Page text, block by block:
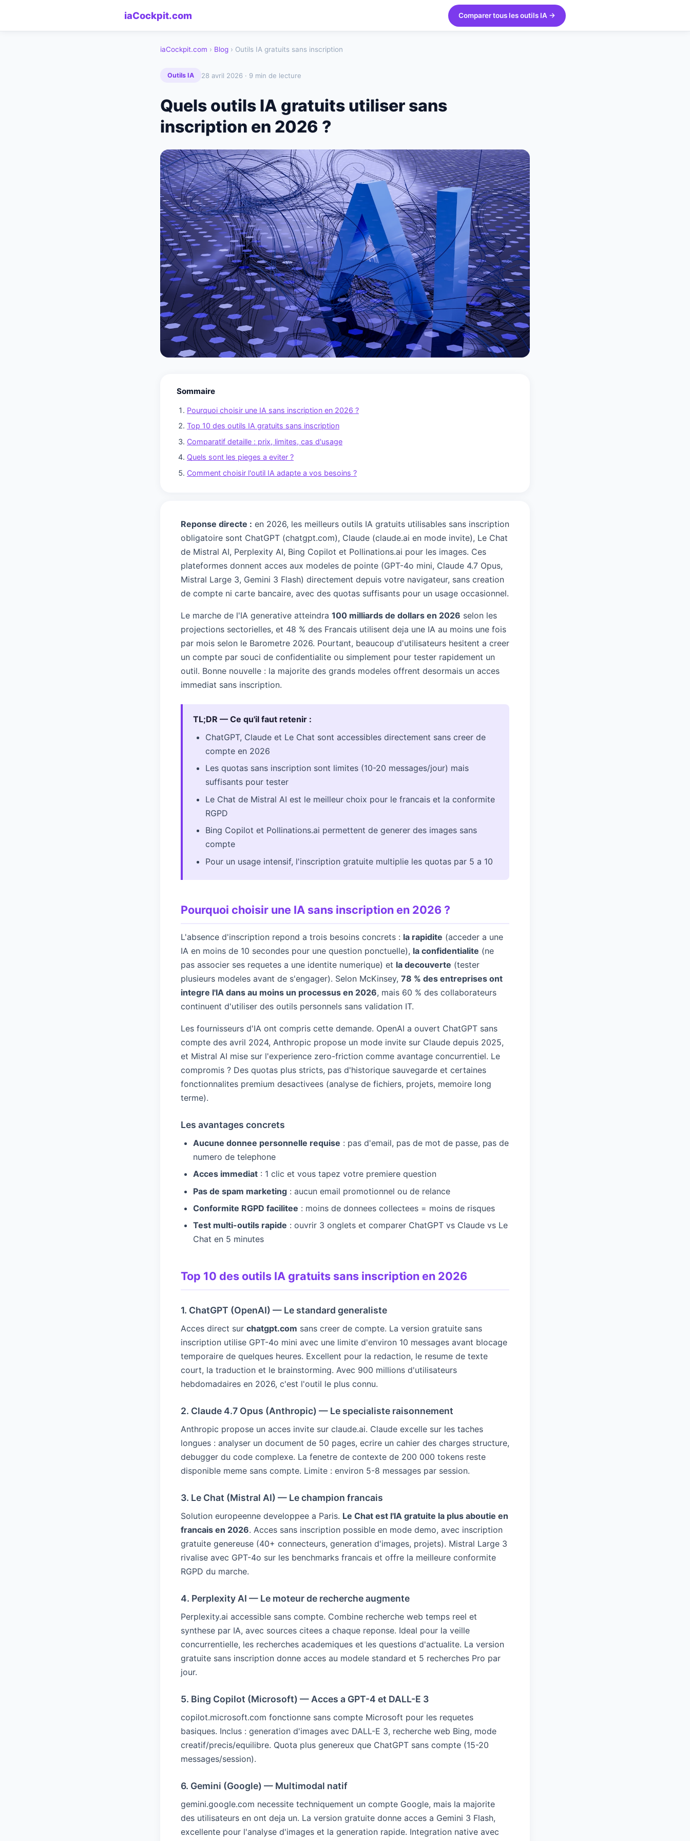
iaCockpit.com Comparer tous les outils IA →
iaCockpit.com › Blog › Outils IA gratuits sans inscription
Outils IA 28 avril 2026 · 9 min de lecture
Quels outils IA gratuits utiliser sans
inscription en 2026 ?
Sommaire
Pourquoi choisir une IA sans inscription en 2026 ?
Top 10 des outils IA gratuits sans inscription
Comparatif detaille : prix, limites, cas d'usage
Quels sont les pieges a eviter ?
Comment choisir l'outil IA adapte a vos besoins ?
Reponse directe : en 2026, les meilleurs outils IA gratuits utilisables sans inscription
obligatoire sont ChatGPT (chatgpt.com), Claude (claude.ai en mode invite), Le Chat
de Mistral AI, Perplexity AI, Bing Copilot et Pollinations.ai pour les images. Ces
plateformes donnent acces aux modeles de pointe (GPT-4o mini, Claude 4.7 Opus,
Mistral Large 3, Gemini 3 Flash) directement depuis votre navigateur, sans creation
de compte ni carte bancaire, avec des quotas suffisants pour un usage occasionnel.
Le marche de l'IA generative atteindra 100 milliards de dollars en 2026 selon les
projections sectorielles, et 48 % des Francais utilisent deja une IA au moins une fois
par mois selon le Barometre 2026. Pourtant, beaucoup d'utilisateurs hesitent a creer
un compte par souci de confidentialite ou simplement pour tester rapidement un
outil. Bonne nouvelle : la majorite des grands modeles offrent desormais un acces
immediat sans inscription.
TL;DR — Ce qu'il faut retenir :
ChatGPT, Claude et Le Chat sont accessibles directement sans creer de
compte en 2026
Les quotas sans inscription sont limites (10-20 messages/jour) mais
suffisants pour tester
Le Chat de Mistral AI est le meilleur choix pour le francais et la conformite
RGPD
Bing Copilot et Pollinations.ai permettent de generer des images sans
compte
Pour un usage intensif, l'inscription gratuite multiplie les quotas par 5 a 10
Pourquoi choisir une IA sans inscription en 2026 ?
L'absence d'inscription repond a trois besoins concrets : la rapidite (acceder a une
IA en moins de 10 secondes pour une question ponctuelle), la confidentialite (ne
pas associer ses requetes a une identite numerique) et la decouverte (tester
plusieurs modeles avant de s'engager). Selon McKinsey, 78 % des entreprises ont
integre l'IA dans au moins un processus en 2026, mais 60 % des collaborateurs
continuent d'utiliser des outils personnels sans validation IT.
Les fournisseurs d'IA ont compris cette demande. OpenAI a ouvert ChatGPT sans
compte des avril 2024, Anthropic propose un mode invite sur Claude depuis 2025,
et Mistral AI mise sur l'experience zero-friction comme avantage concurrentiel. Le
compromis ? Des quotas plus stricts, pas d'historique sauvegarde et certaines
fonctionnalites premium desactivees (analyse de fichiers, projets, memoire long
terme).
Les avantages concrets
Aucune donnee personnelle requise : pas d'email, pas de mot de passe, pas de
numero de telephone
Acces immediat : 1 clic et vous tapez votre premiere question
Pas de spam marketing : aucun email promotionnel ou de relance
Conformite RGPD facilitee : moins de donnees collectees = moins de risques
Test multi-outils rapide : ouvrir 3 onglets et comparer ChatGPT vs Claude vs Le
Chat en 5 minutes
Top 10 des outils IA gratuits sans inscription en 2026
1. ChatGPT (OpenAI) — Le standard generaliste
Acces direct sur chatgpt.com sans creer de compte. La version gratuite sans
inscription utilise GPT-4o mini avec une limite d'environ 10 messages avant blocage
temporaire de quelques heures. Excellent pour la redaction, le resume de texte
court, la traduction et le brainstorming. Avec 900 millions d'utilisateurs
hebdomadaires en 2026, c'est l'outil le plus connu.
2. Claude 4.7 Opus (Anthropic) — Le specialiste raisonnement
Anthropic propose un acces invite sur claude.ai. Claude excelle sur les taches
longues : analyser un document de 50 pages, ecrire un cahier des charges structure,
debugger du code complexe. La fenetre de contexte de 200 000 tokens reste
disponible meme sans compte. Limite : environ 5-8 messages par session.
3. Le Chat (Mistral AI) — Le champion francais
Solution europeenne developpee a Paris. Le Chat est l'IA gratuite la plus aboutie en
francais en 2026. Acces sans inscription possible en mode demo, avec inscription
gratuite genereuse (40+ connecteurs, generation d'images, projets). Mistral Large 3
rivalise avec GPT-4o sur les benchmarks francais et offre la meilleure conformite
RGPD du marche.
4. Perplexity AI — Le moteur de recherche augmente
Perplexity.ai accessible sans compte. Combine recherche web temps reel et
synthese par IA, avec sources citees a chaque reponse. Ideal pour la veille
concurrentielle, les recherches academiques et les questions d'actualite. La version
gratuite sans inscription donne acces au modele standard et 5 recherches Pro par
jour.
5. Bing Copilot (Microsoft) — Acces a GPT-4 et DALL-E 3
copilot.microsoft.com fonctionne sans compte Microsoft pour les requetes
basiques. Inclus : generation d'images avec DALL-E 3, recherche web Bing, mode
creatif/precis/equilibre. Quota plus genereux que ChatGPT sans compte (15-20
messages/session).
6. Gemini (Google) — Multimodal natif
gemini.google.com necessite techniquement un compte Google, mais la majorite
des utilisateurs en ont deja un. La version gratuite donne acces a Gemini 3 Flash,
excellente pour l'analyse d'images et la generation rapide. Integration native avec